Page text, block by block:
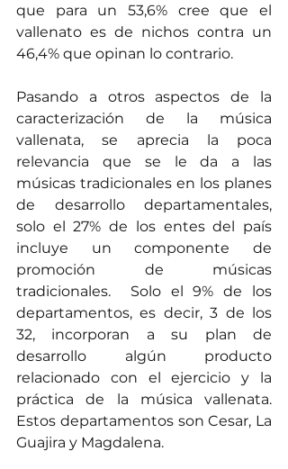
que para un 53,6% cree que el
vallenato es de nichos contra un
46,4% que opinan lo contrario.
Pasando a otros aspectos de la
caracterización de la música
vallenata, se aprecia la poca
relevancia que se le da a las
músicas tradicionales en los planes
de desarrollo departamentales,
solo el 27% de los entes del país
incluye un componente de
promoción de músicas
tradicionales.  Solo el 9% de los
departamentos, es decir, 3 de los
32, incorporan a su plan de
desarrollo algún producto
relacionado con el ejercicio y la
práctica de la música vallenata.
Estos departamentos son Cesar, La
Guajira y Magdalena.